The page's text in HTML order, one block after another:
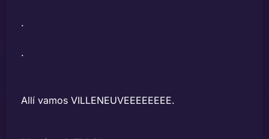
.
.
Allí vamos VILLENEUVEEEEEEEE.